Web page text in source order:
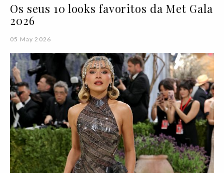
Os seus 10 looks favoritos da Met Gala
2026
05 May 2026